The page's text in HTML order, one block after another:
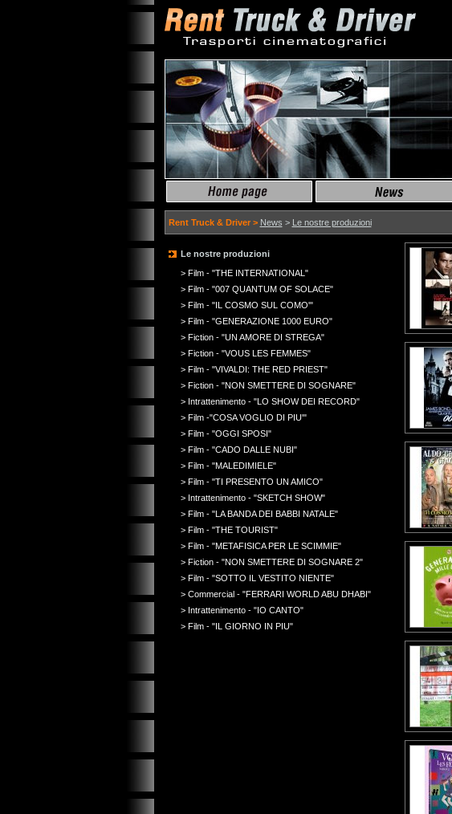
Rent Truck & Driver > News > Le nostre produzioni
Le nostre produzioni
> Film - "THE INTERNATIONAL"
> Film - "007 QUANTUM OF SOLACE"
> Film - "IL COSMO SUL COMO'"
> Film - "GENERAZIONE 1000 EURO"
> Fiction - "UN AMORE DI STREGA"
> Fiction - "VOUS LES FEMMES"
> Film - "VIVALDI: THE RED PRIEST"
> Fiction - "NON SMETTERE DI SOGNARE"
> Intrattenimento - "LO SHOW DEI RECORD"
> Film -"COSA VOGLIO DI PIU'"
> Film - "OGGI SPOSI"
> Film - "CADO DALLE NUBI"
> Film - "MALEDIMIELE"
> Film - "TI PRESENTO UN AMICO"
> Intrattenimento - "SKETCH SHOW"
> Film - "LA BANDA DEI BABBI NATALE"
> Film - "THE TOURIST"
> Film - "METAFISICA PER LE SCIMMIE"
> Fiction - "NON SMETTERE DI SOGNARE 2"
> Film - "SOTTO IL VESTITO NIENTE"
> Commercial - "FERRARI WORLD ABU DHABI"
> Intrattenimento - "IO CANTO"
> Film - "IL GIORNO IN PIU"